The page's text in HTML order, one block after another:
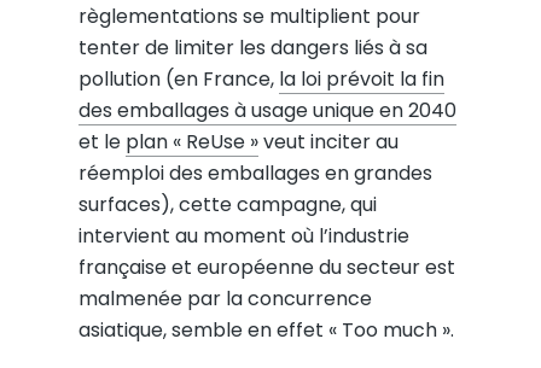
règlementations se multiplient pour
tenter de limiter les dangers liés à sa
pollution (en France, la loi prévoit la fin
des emballages à usage unique en 2040
et le plan « ReUse »veut inciter au
réemploi des emballages en grandes
surfaces), cette campagne, qui
intervient au moment où l’industrie
française et européenne du secteur est
malmenée par la concurrence
asiatique, semble en effet « Too much ».